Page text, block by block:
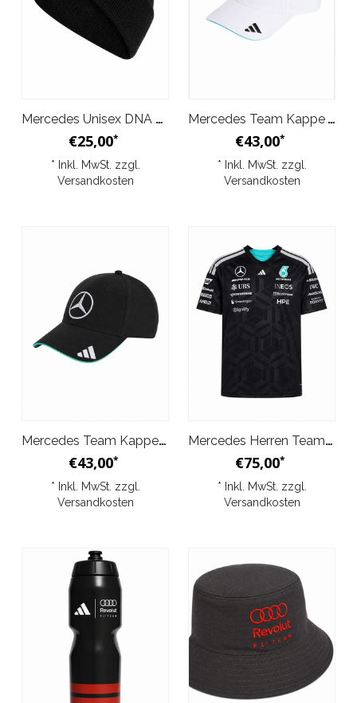
Mercedes Unisex DNA Beanie 2026
€25,00*
* Inkl. MwSt. zzgl.
Versandkosten
Mercedes Team Kappe Weiß 2026
€43,00*
* Inkl. MwSt. zzgl.
Versandkosten
Mercedes Team Kappe Schwarz 2026
€43,00*
* Inkl. MwSt. zzgl.
Versandkosten
Mercedes Herren Team Fahrer T-Shirt Schwarz 2026
€75,00*
* Inkl. MwSt. zzgl.
Versandkosten